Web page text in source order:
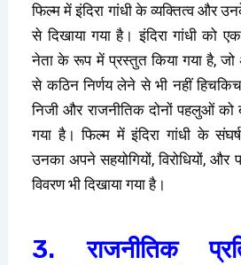
फिल्म में इंदिरा गांधी के व्यक्तित्व और
से दिखाया गया है। इंदिरा गांधी को
नेता के रूप में प्रस्तुत किया गया है,
से कठिन निर्णय लेने से भी नहीं
निजी और राजनीतिक दोनों पहलुओं को
गया है। फिल्म में इंदिरा गांधी के
उनका अपने सहयोगियों, विरोधियों, और
विवरण भी दिखाया गया है।
3. राजनीतिक